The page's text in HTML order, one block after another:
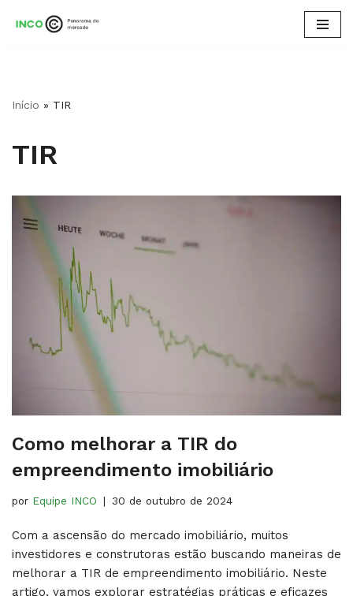
conteúdo
Início » TIR
TIR
Como melhorar a TIR do
empreendimento imobiliário
por Equipe INCO 30 de outubro de 2024
Com a ascensão do mercado imobiliário, muitos
investidores e construtoras estão buscando maneiras de
melhorar a TIR de empreendimento imobiliário. Neste
artigo, vamos explorar estratégias práticas e eficazes